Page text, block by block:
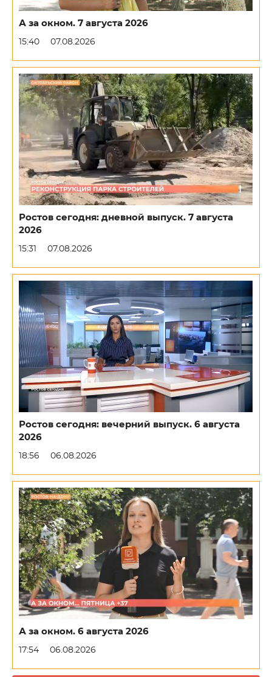
А за окном. 7 августа 2026
15:40 07.08.2026
Ростов сегодня: дневной выпуск. 7 августа
2026
15:31 07.08.2026
Ростов сегодня: вечерний выпуск. 6 августа
2026
18:56 06.08.2026
А за окном. 6 августа 2026
17:54 06.08.2026